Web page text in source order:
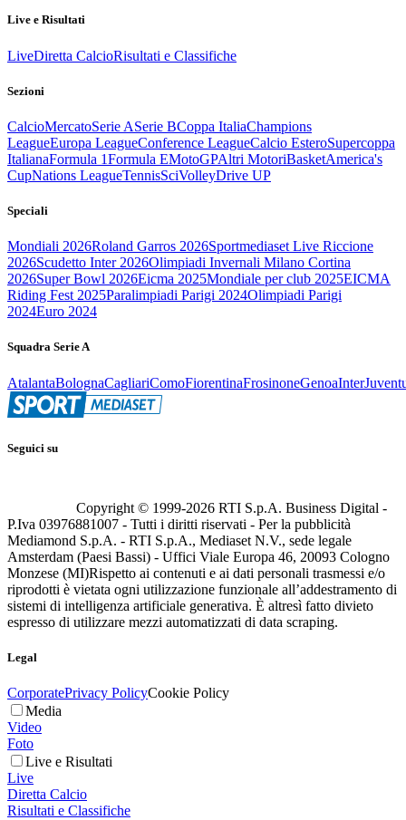
Live e Risultati
LiveDiretta CalcioRisultati e Classifiche
Sezioni
CalcioMercatoSerie ASerie BCoppa ItaliaChampions
LeagueEuropa LeagueConference LeagueCalcio EsteroSupercoppa
ItalianaFormula 1Formula EMotoGPAltri MotoriBasketAmerica's
CupNations LeagueTennisSciVolleyDrive UP
Speciali
Mondiali 2026Roland Garros 2026Sportmediaset Live Riccione
2026Scudetto Inter 2026Olimpiadi Invernali Milano Cortina
2026Super Bowl 2026Eicma 2025Mondiale per club 2025EICMA
Riding Fest 2025Paralimpiadi Parigi 2024Olimpiadi Parigi
2024Euro 2024
Squadra Serie A
AtalantaBolognaCagliariComoFiorentinaFrosinoneGenoaInter
Seguici su
Copyright © 1999-2026 RTI S.p.A. Business Digital -
P.Iva 03976881007 - Tutti i diritti riservati - Per la pubblicità
Mediamond S.p.A. - RTI S.p.A., Mediaset N.V., sede legale
Amsterdam (Paesi Bassi) - Uffici Viale Europa 46, 20093 Cologno
Monzese (MI)Rispetto ai contenuti e ai dati personali trasmessi e/o
riprodotti è vietata ogni utilizzazione funzionale all’addestramento di
sistemi di intelligenza artificiale generativa. È altresì fatto divieto
espresso di utilizzare mezzi automatizzati di data scraping.
Legal
CorporatePrivacy PolicyCookie Policy
Media
Video
Foto
Live e Risultati
Live
Diretta Calcio
Risultati e Classifiche